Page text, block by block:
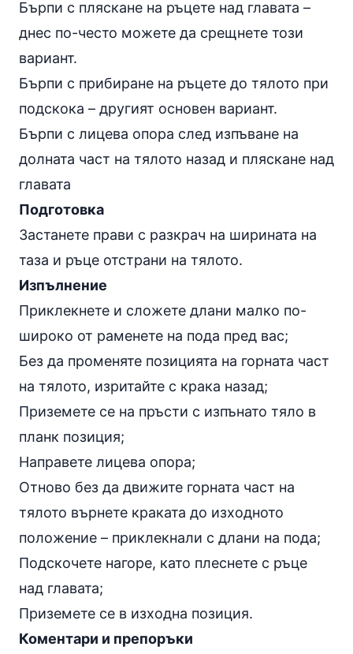
Бърпи с пляскане на ръцете над главата –
днес по-често можете да срещнете този
вариант.
Бърпи с прибиране на ръцете до тялото при
подскока – другият основен вариант.
Бърпи с лицева опора след изпъване на
долната част на тялото назад и пляскане над
главата
Подготовка
Застанете прави с разкрач на ширината на
таза и ръце отстрани на тялото.
Изпълнение
Приклекнете и сложете длани малко по-
широко от раменете на пода пред вас;
Без да променяте позицията на горната част
на тялото, изритайте с крака назад;
Приземете се на пръсти с изпънато тяло в
планк позиция;
Направете лицева опора;
Отново без да движите горната част на
тялото върнете краката до изходното
положение – приклекнали с длани на пода;
Подскочете нагоре, като плеснете с ръце
над главата;
Приземете се в изходна позиция.
Коментари и препоръки